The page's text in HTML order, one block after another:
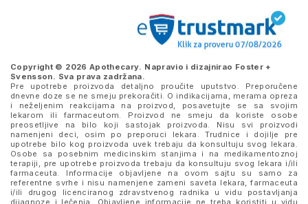
Copyright © 2026 Apothecary. Napravio i dizajnirao Foster +
Svensson. Sva prava zadržana.
Pre upotrebe proizvoda detaljno proučite uputstvo. Preporučene
dnevne doze se ne smeju prekoračiti. O indikacijama, merama opreza
i neželjenim reakcijama na proizvod, posavetujte se sa svojim
lekarom ili farmaceutom. Proizvod ne smeju da koriste osobe
preosetljive na bilo koji sastojak proizvoda. Nisu svi proizvodi
namenjeni deci, osim po preporuci lekara. Trudnice i dojilje pre
upotrebe bilo kog proizvoda uvek trebaju da konsultuju svog lekara.
Osobe sa posebnim medicinskim stanjima i na medikamentoznoj
terapiji, pre upotrebe proizvoda trebaju da konsultuju svog lekara i/ili
farmaceuta. Informacije objavljene na ovom sajtu su samo za
referentne svrhe i nisu namenjene zameni saveta lekara, farmaceuta
i/ili drugog licenciranog zdravstvenog radnika u vidu postavljanja